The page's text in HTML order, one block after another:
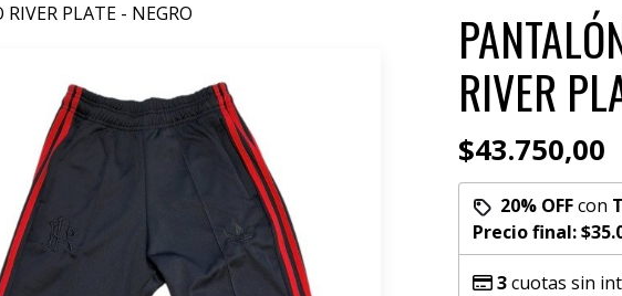
PLATE - NEGRO
RIVER
$43.750,00
20% OFFcon
Precio final:
3cuotas sin